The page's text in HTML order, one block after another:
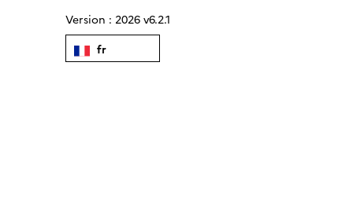
Version : 2026 v6.2.1
fr